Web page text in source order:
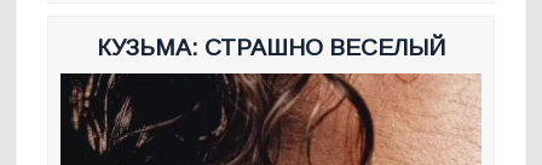
КУЗЬМА: СТРАШНО ВЕСЕЛЫЙ